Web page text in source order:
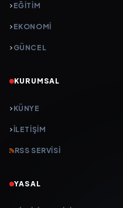
EĞİTİM
EKONOMİ
GÜNCEL
KURUMSAL
KÜNYE
İLETIŞIM
RSS SERVISI
YASAL